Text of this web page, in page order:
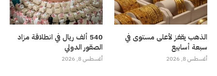
الذهب يقفز لأعلى مستوى في
سبعة أسابيع
أغسطس 8, 2026
540 ألف ريال في انطلاقة مزاد
الصقور الدولي
أغسطس 8, 2026